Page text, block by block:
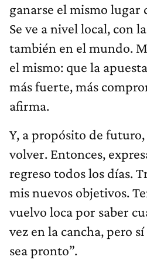
ganarse el mismo lugar
Se ve a nivel local, con
también en el mundo.
el mismo: que la
más fuerte, más
afirma.
Y, a propósito de
volver. Entonces,
regreso todos los días.
mis nuevos objetivos.
vuelvo loca por saber
vez en la cancha, pero
sea pronto”.